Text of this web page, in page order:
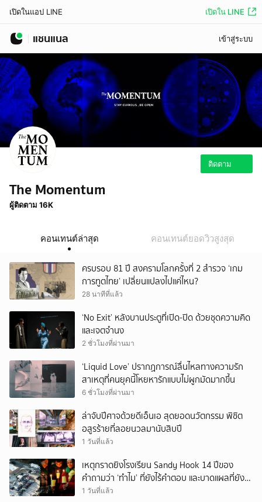
เปิดในแอป LINE เปิดใน LINE
แชนแนล เข้าสู่ระบบ
ติดตาม
The Momentum
ผู้ติดตาม 16K
คอนเทนต์ล่าสุด คอนเทนต์ยอดวิวสูงสุด
ครบรอบ 81 ปี สงครามโลกครั้งที่ 2 สำรวจ ‘เกม
การทูตไทย’ เปลี่ยนแปลงไปแค่ไหน?
28 นาทีที่แล้ว
‘No Exit’ หลังบานประตูที่เปิด-ปิด ด้วยชุดความคิด
และเจตจำนง
2 ชั่วโมงที่ผ่านมา
‘Liquid Love’ ปรากฏการณ์ลื่นไหลทางความรัก
สาเหตุที่คนยุคนี้โหยหารักแบบไม่ผูกมัดมากขึ้น
6 ชั่วโมงที่ผ่านมา
ล่าจับปีศาจด้วยดีเอ็นเอ สุดยอดนวัตกรรม พิชิต
อสูรร้ายที่ลอยนวลมานับสิบปี
1 วันที่แล้ว
เหตุกราดยิงโรงเรียน Sandy Hook 14 ปีของ
คำถามว่า ‘ทำไม’ ที่ยังไร้คำตอบ และบาดแผลที่ยัง
ทวงความรับผิดชอบไม่จบ
1 วันที่แล้ว